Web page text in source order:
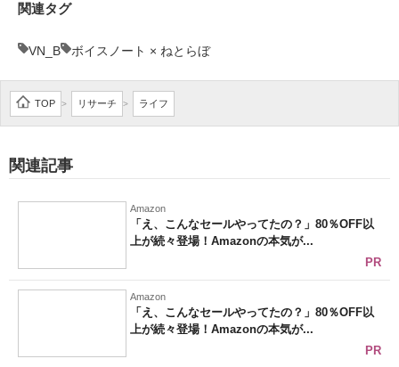
関連タグ
VN_B ボイスノート × ねとらぼ
TOP > リサーチ > ライフ
関連記事
Amazon
「え、こんなセールやってたの？」80％OFF以
上が続々登場！Amazonの本気が...
PR
Amazon
「え、こんなセールやってたの？」80％OFF以
上が続々登場！Amazonの本気が...
PR